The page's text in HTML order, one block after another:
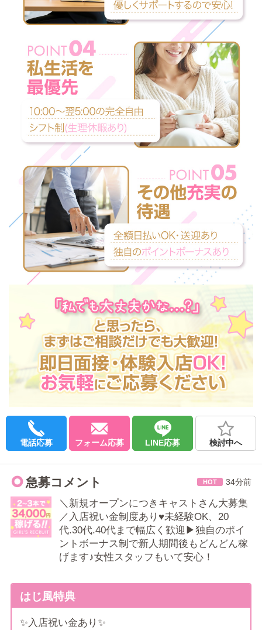
電話応募 フォーム応募 LINE応募 検討中へ
急募コメント 34分前
＼新規オープンにつきキャストさん大募集
／入店祝い金制度あり♥未経験OK、20
代.30代.40代まで幅広く歓迎▶独自のポイ
ントボーナス制で新人期間後もどんどん稼
げます♪女性スタッフもいて安心！
はじ風特典
✨入店祝い金あり✨